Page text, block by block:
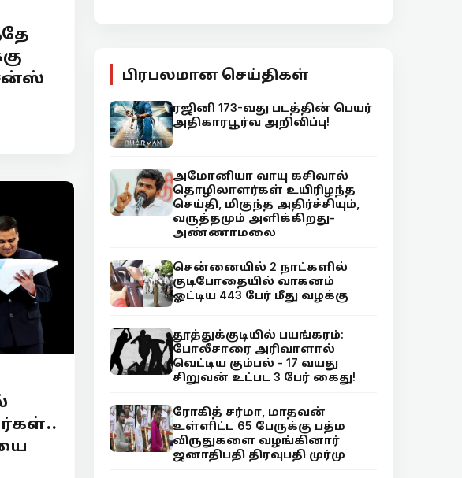
பிரபலமான செய்திகள்
ரஜினி 173-வது படத்தின் பெயர்
அதிகாரபூர்வ அறிவிப்பு!
அமோனியா வாயு கசிவால்
தொழிலாளர்கள் உயிரிழந்த
செய்தி, மிகுந்த அதிர்ச்சியும்,
வருத்தமும் அளிக்கிறது-
அண்ணாமலை
சென்னையில் 2 நாட்களில்
குடிபோதையில் வாகனம்
ஓட்டிய 443 பேர் மீது வழக்கு
தூத்துக்குடியில் பயங்கரம்:
போலீசாரை அரிவாளால்
வெட்டிய கும்பல் - 17 வயது
சிறுவன் உட்பட 3 பேர் கைது!
ரோகித் சர்மா, மாதவன்
உள்ளிட்ட 65 பேருக்கு பத்ம
விருதுகளை வழங்கினார்
ஜனாதிபதி திரவுபதி முர்மு